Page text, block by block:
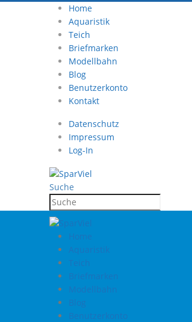
Home
Aquaristik
Teich
Briefmarken
Modellbahn
Blog
Benutzerkonto
Kontakt
Datenschutz
Impressum
Log-In
Suche
Home
Aquaristik
Teich
Briefmarken
Modellbahn
Blog
Benutzerkonto